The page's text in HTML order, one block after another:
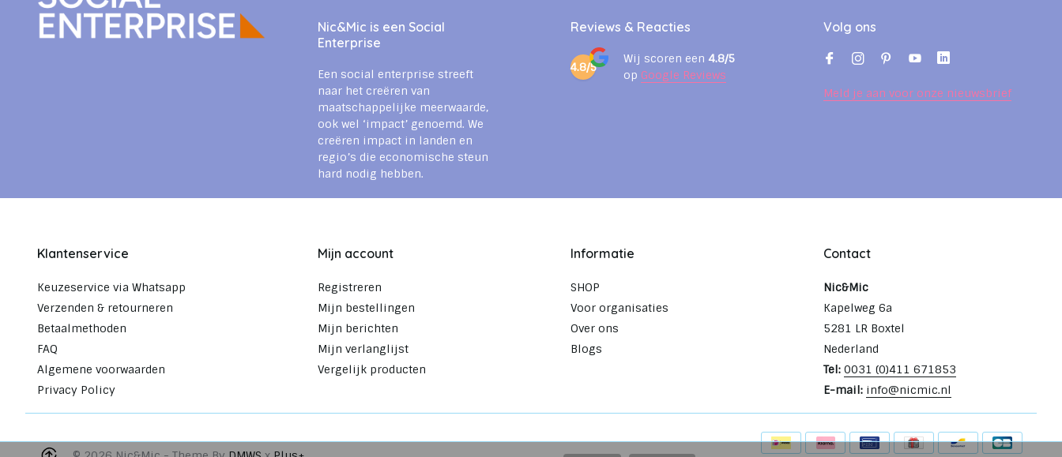
Nic&Mic is een Social
Enterprise
Een social enterprise streeft
naar het creëren van
maatschappelijke meerwaarde,
ook wel ‘impact’ genoemd. We
creëren impact in landen en
regio’s die economische steun
hard nodig hebben.
Reviews & Reacties
4.8/5
Wij scoren een 4.8/5
op Google Reviews
Volg ons
Meld je aan voor onze nieuwsbrief
Klantenservice
Keuzeservice via Whatsapp
Verzenden & retourneren
Betaalmethoden
FAQ
Algemene voorwaarden
Privacy Policy
Mijn account
Registreren
Mijn bestellingen
Mijn berichten
Mijn verlanglijst
Vergelijk producten
Informatie
SHOP
Voor organisaties
Over ons
Blogs
Contact
Nic&Mic
Kapelweg 6a
5281 LR Boxtel
Nederland
Tel: 0031 (0)411 671853
E-mail: info@nicmic.nl